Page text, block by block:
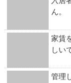
ん。
家賃
しい
管理